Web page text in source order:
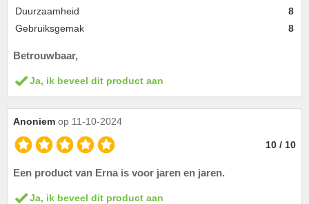
Duurzaamheid
8
Gebruiksgemak
8
Betrouwbaar,
Ja, ik beveel dit product aan
Anoniem op 11-10-2024
10 / 10
Een product van Erna is voor jaren en jaren.
Ja, ik beveel dit product aan